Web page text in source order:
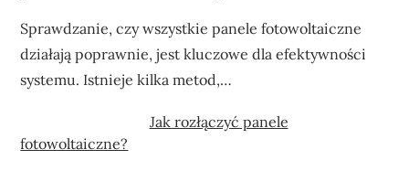
Sprawdzanie, czy wszystkie panele fotowoltaiczne
działają poprawnie, jest kluczowe dla efektywności
systemu. Istnieje kilka metod,…
Jak rozłączyć panele
fotowoltaiczne?